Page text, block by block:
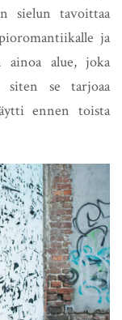
sielun tavoittaa
ja
ainoa alue, joka
siten se tarjoaa
ennen toista